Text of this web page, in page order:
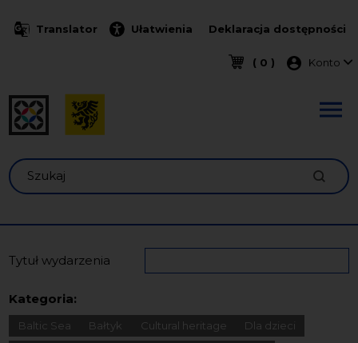
Translator Ułatwienia Deklaracja dostępności
( 0 ) Menu
Konto
Szukaj
Tytuł wydarzenia
Kategoria:
Baltic Sea Bałtyk Cultural heritage
Dla dzieci